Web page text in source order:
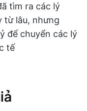
tìm ra các lý
từ lâu, nhưng
để chuyển các lý
tế